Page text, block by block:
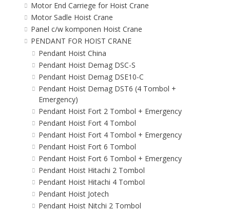
Motor End Carriege for Hoist Crane
Motor Sadle Hoist Crane
Panel c/w komponen Hoist Crane
PENDANT FOR HOIST CRANE
Pendant Hoist China
Pendant Hoist Demag DSC-S
Pendant Hoist Demag DSE10-C
Pendant Hoist Demag DST6 (4 Tombol +
Emergency)
Pendant Hoist Fort 2 Tombol + Emergency
Pendant Hoist Fort 4 Tombol
Pendant Hoist Fort 4 Tombol + Emergency
Pendant Hoist Fort 6 Tombol
Pendant Hoist Fort 6 Tombol + Emergency
Pendant Hoist Hitachi 2 Tombol
Pendant Hoist Hitachi 4 Tombol
Pendant Hoist Jotech
Pendant Hoist Nitchi 2 Tombol